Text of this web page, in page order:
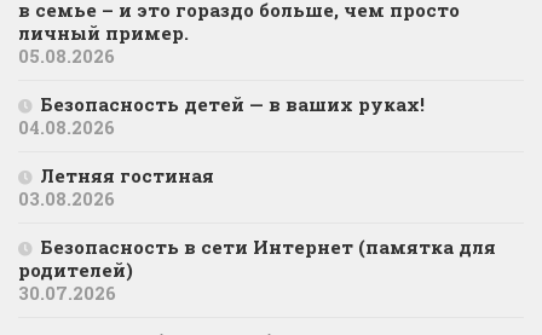
в семье – и это гораздо больше, чем просто
личный пример.
05.08.2026
Безопасность детей — в ваших руках!
04.08.2026
Летняя гостиная
03.08.2026
Безопасность в сети Интернет (памятка для
родителей)
30.07.2026